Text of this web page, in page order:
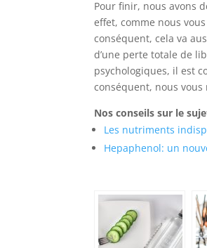
Pour finir, nous avons
effet, comme nous
conséquent, cela va
d’une perte totale de
psychologiques, il est
conséquent, nous vous
Nos conseils sur le
Les nutriments
Hepaphenol: un